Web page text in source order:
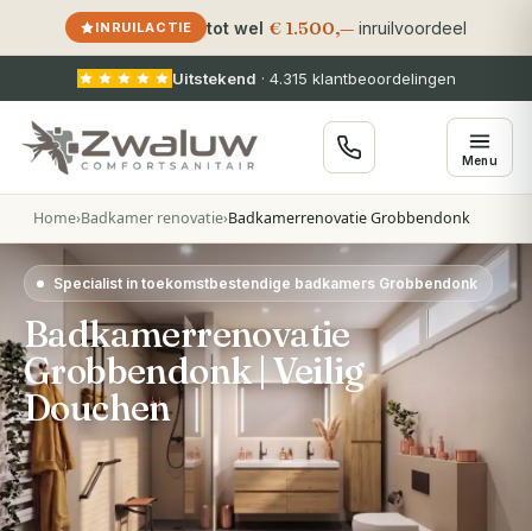
INRUILACTIE tot wel € 1.500,— inruilvoordeel
Uitstekend · 4.315 klantbeoordelingen
Menu
Home›Badkamer renovatie›Badkamerrenovatie Grobbendonk
Specialist in toekomstbestendige badkamers Grobbendonk
Badkamerrenovatie
Grobbendonk | Veilig
Douchen